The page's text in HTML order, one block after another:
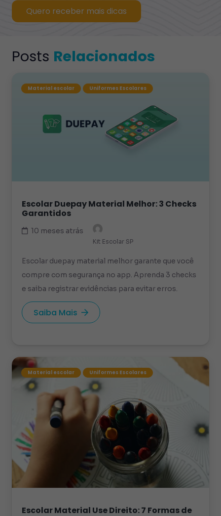
Quero receber mais dicas
Posts Relacionados
Material escolar Uniformes Escolares
Escolar Duepay Material Melhor: 3 Checks
Garantidos
10 meses atrás
Kit Escolar SP
Escolar duepay material melhor garante que você
compre com segurança no app. Aprenda 3 checks
e saiba registrar evidências para evitar erros.
Saiba Mais
Material escolar Uniformes Escolares
Escolar Material Use Direito: 7 Formas de